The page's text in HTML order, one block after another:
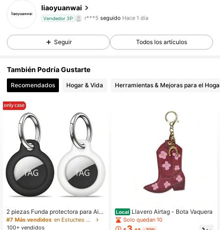
liaoyuanwai
Vendedor 3P
4.28
27 Seguidores
27 Seguidores
4.28
4.28
4.28
4.28 27 Seguidores
4.28
Seguir Todos los artículos
También Podría Gustarte
Recomendados Hogar & Vida Herramientas & Mejoras para el
2 piezas Funda protectora para AirT
ag - Funda protectora para AirTag c
on llavero, Carcasa protectora para
#7 Más vendidos
en Estuches para Airtag
100+ vendidos
Local Llavero Airtag - Bota Vaquera
Solo quedan 10